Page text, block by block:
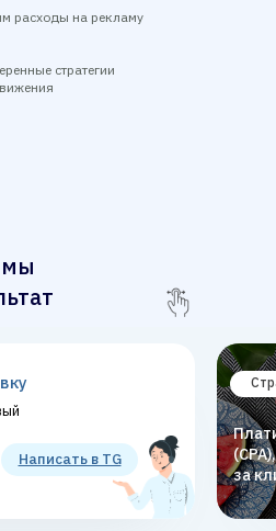
стратегии
расходы на рекламу
мы
за
Написать в TG